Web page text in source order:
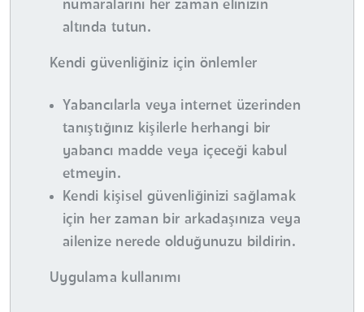
numaralarını her zaman elinizin
altında tutun.
Kendi güvenliğiniz için önlemler
Yabancılarla veya internet üzerinden
tanıştığınız kişilerle herhangi bir
yabancı madde veya içeceği kabul
etmeyin.
Kendi kişisel güvenliğinizi sağlamak
için her zaman bir arkadaşınıza veya
ailenize nerede olduğunuzu bildirin.
Uygulama kullanımı